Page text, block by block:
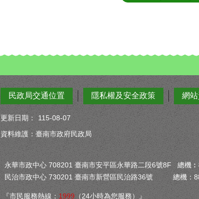
民政局交通位置 隱私權及安全政策 網
更新日期：
115-08-07
資料維護：臺南市政府民政局
永華市政中心 708201 臺南市安平區永華路二段6號8F 總機
民治市政中心 730201 臺南市新營區民治路36號 總機：
『市民服務熱線： 1999 （24小時為您服務）』